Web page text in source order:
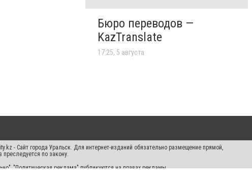
Бюро переводов —
KazTranslate
17:25, 5 августа
- Сайт города Уральск. Для интернет-изданий обязательно размещение прямой,
по закону.
"Политическая реклама" публикуются на правах рекламы.